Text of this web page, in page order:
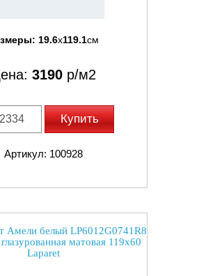
19.6x119.1см
3190 р/м2
Купить
Артикул: 100928
Амели белый LP6012G0741R8
матовая 119x60
Laparet